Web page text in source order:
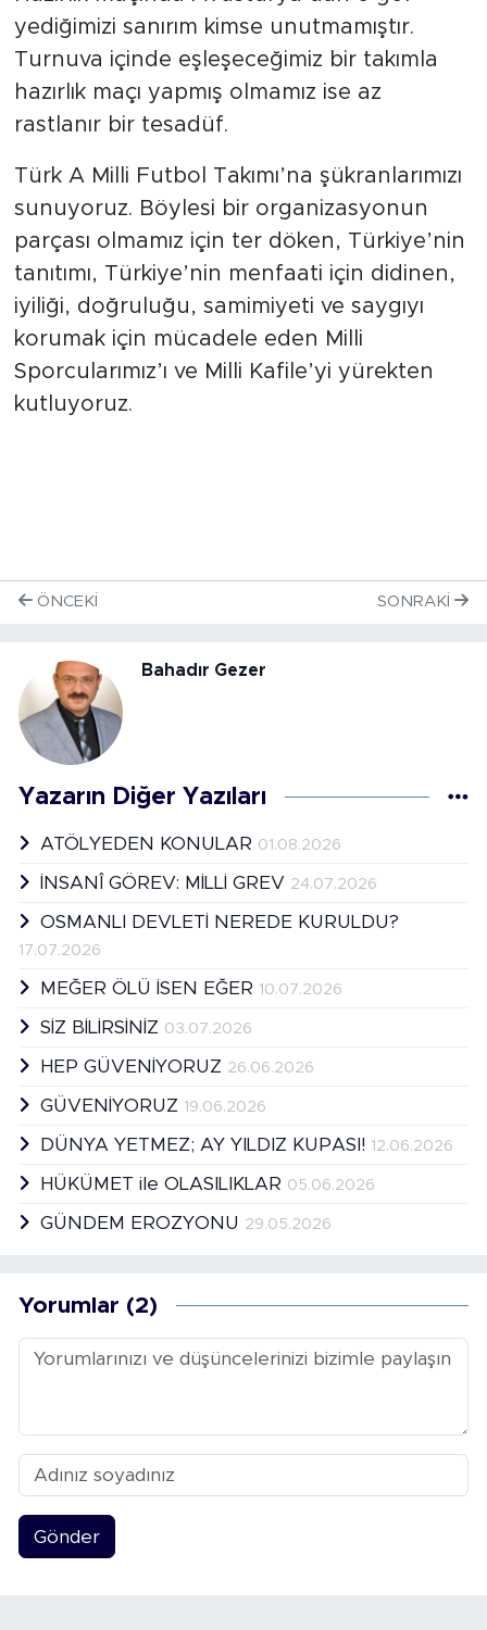
yediğimizi sanırım kimse unutmamıştır.
Turnuva içinde eşleşeceğimiz bir takımla
hazırlık maçı yapmış olmamız ise az
rastlanır bir tesadüf.
Türk A Milli Futbol Takımı’na şükranlarımızı
sunuyoruz. Böylesi bir organizasyonun
parçası olmamız için ter döken, Türkiye’nin
tanıtımı, Türkiye’nin menfaati için didinen,
iyiliği, doğruluğu, samimiyeti ve saygıyı
korumak için mücadele eden Milli
Sporcularımız’ı ve Milli Kafile’yi yürekten
kutluyoruz.
ÖNCEKI SONRAKI
Bahadır Gezer
Yazarın Diğer Yazıları
ATÖLYEDEN KONULAR 01.08.2026
İNSANÎ GÖREV: MİLLİ GREV 24.07.2026
OSMANLI DEVLETİ NEREDE KURULDU?
17.07.2026
MEĞER ÖLÜ İSEN EĞER 10.07.2026
SİZ BİLİRSİNİZ 03.07.2026
HEP GÜVENİYORUZ 26.06.2026
GÜVENİYORUZ 19.06.2026
DÜNYA YETMEZ; AY YILDIZ KUPASI! 12.06.2026
HÜKÜMET ile OLASILIKLAR 05.06.2026
GÜNDEM EROZYONU 29.05.2026
Yorumlar (2)
Gönder